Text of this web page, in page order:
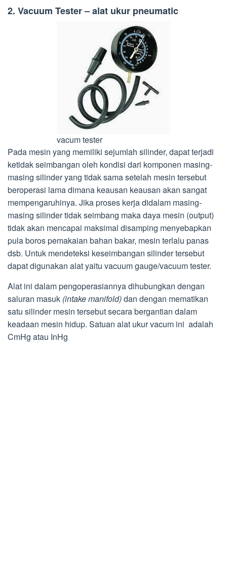
2. Vacuum Tester – alat ukur pneumatic
vacum tester
Pada mesin yang memiliki sejumlah silinder, dapat terjadi
ketidak seimbangan oleh kondisi dari komponen masing-
masing silinder yang tidak sama setelah mesin tersebut
beroperasi lama dimana keausan keausan akan sangat
mempengaruhinya. Jika proses kerja didalam masing-
masing silinder tidak seimbang maka daya mesin (output)
tidak akan mencapai maksimal disamping menyebapkan
pula boros pemakaian bahan bakar, mesin terlalu panas
dsb. Untuk mendeteksi keseimbangan silinder tersebut
dapat digunakan alat yaitu vacuum gauge/vacuum tester.
Alat ini dalam pengoperasiannya dihubungkan dengan
saluran masuk (intake manifold)dan dengan mematikan
satu silinder mesin tersebut secara bergantian dalam
keadaan mesin hidup. Satuan alat ukur vacum ini adalah
CmHg atau InHg